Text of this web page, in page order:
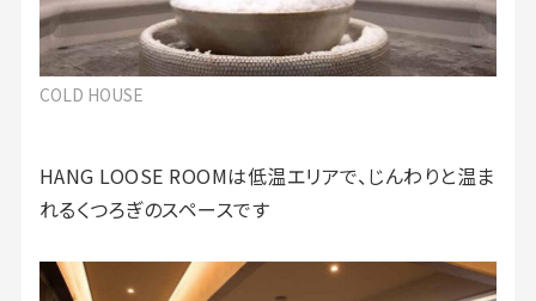
COLD HOUSE
HANG LOOSE ROOMは低温エリアで、じんわりと温ま
れるくつろぎのスペースです